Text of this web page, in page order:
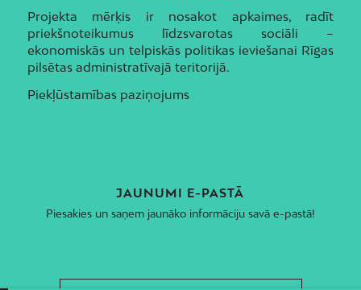
Projekta mērķis ir nosakot apkaimes, radīt
priekšnoteikumus līdzsvarotas sociāli –
ekonomiskās un telpiskās politikas ieviešanai Rīgas
pilsētas administratīvajā teritorijā.
Piekļūstamības paziņojums
JAUNUMI E-PASTĀ
Piesakies un saņem jaunāko informāciju savā e-pastā!